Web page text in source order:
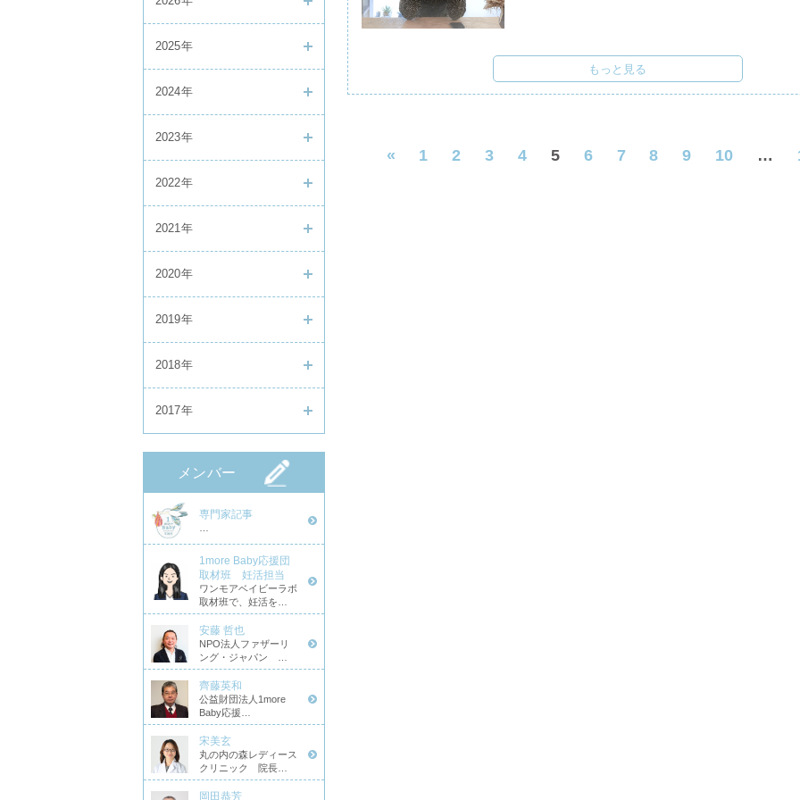
もっと見る
« 1 2 3 4 5 6 7 8 9 10 …
2025年
2024年
2023年
2022年
2021年
2020年
2019年
2018年
2017年
メンバー
専門家記事
1more Baby応援団
取材班 妊活担当
ワンモアベイビーラボ
取材班で、妊活を…
安藤 哲也
NPO法人ファザーリ
ング・ジャパン …
齊藤英和
公益財団法人1more
Baby応援…
宋美玄
丸の内の森レディース
クリニック 院長…
岡田恭芳